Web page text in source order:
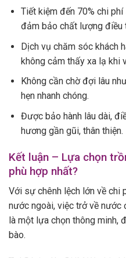
Tiết kiệm đến 70% chi
đảm bảo chất lượng điều
Dịch vụ chăm sóc khách
không cảm thấy xa lạ khi
Không cần chờ đợi lâu
hẹn nhanh chóng.
Được bảo hành lâu dài,
hương gần gũi, thân thiện.
Kết luận – Lựa chọn
phù hợp nhất?
Với sự chênh lệch lớn về chi
nước ngoài, việc trở về
là một lựa chọn thông
bào.